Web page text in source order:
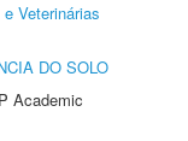
Veterinárias
DO SOLO
Academic